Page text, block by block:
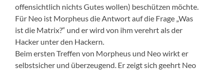
offensichtlich nichts Gutes wollen) beschützen möchte.
Für Neo ist Morpheus die Antwort auf die Frage „Was
ist die Matrix?“ und er wird von ihm verehrt als der
Hacker unter den Hackern.
Beim ersten Treffen von Morpheus und Neo wirkt er
selbstsicher und überzeugend. Er zeigt sich geehrt Neo